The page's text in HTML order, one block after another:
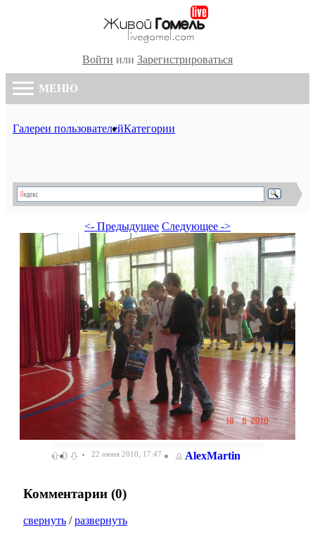
Войти или Зарегистрироваться
МЕНЮ
Галереи пользователейКатегории
<- Предыдущее Следующее ->
0 22 июня 2010, 17:47 AlexMartin
Комментарии (0)
свернуть /развернуть